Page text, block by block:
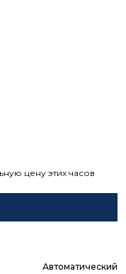
цену этих часов
Автоматический